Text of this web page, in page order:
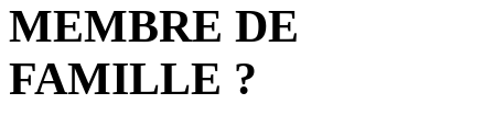
MEMBRE DE
FAMILLE ?